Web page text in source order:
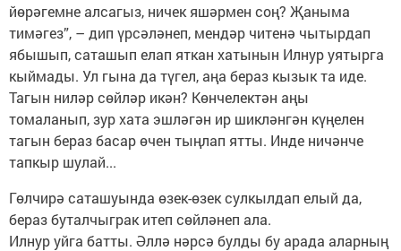
йөрәгемне алсагыз, ничек яшәрмен соң? Җаныма
тимәгез”, – дип үрсәләнеп, мендәр читенә чытырдап
ябышып, саташып елап яткан хатынын Илнур уятырга
кыймады. Ул гына да түгел, аңа бераз кызык та иде.
Тагын ниләр сөйләр икән? Көнчелектән аңы
томаланып, зур хата эшләгән ир шикләнгән күңелен
тагын бераз басар өчен тыңлап ятты. Инде ничәнче
тапкыр шулай...
Гөлчирә саташуында өзек-өзек сулкылдап елый да,
бераз буталчыграк итеп сөйләнеп ала.
Илнур уйга батты. Әллә нәрсә булды бу арада аларның